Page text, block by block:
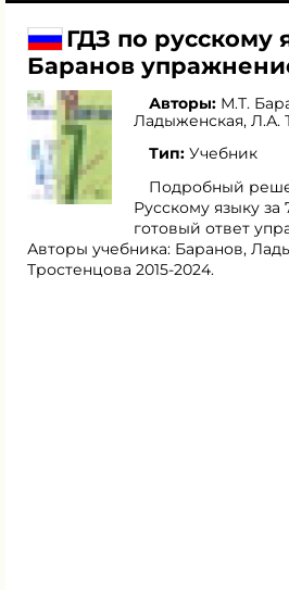
ГДЗ по русскому
Баранов
Авторы: М.Т.
Ладыженская, Л.А.
Тип: Учебник
Подробный
Русскому языку за
готовый ответ
Авторы учебника: Баранов,
Тростенцова 2015-2024.